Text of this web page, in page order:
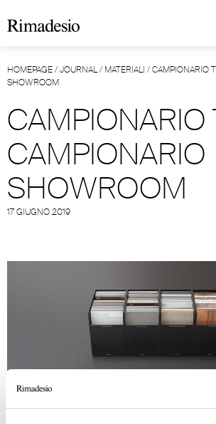
HOMEPAGE/JOURNAL/ MATERIALI /CAMPIONARIO
SHOWROOM
CAMPIONARIO
CAMPIONARIO
SHOWROOM
17 GIUGNO 2019